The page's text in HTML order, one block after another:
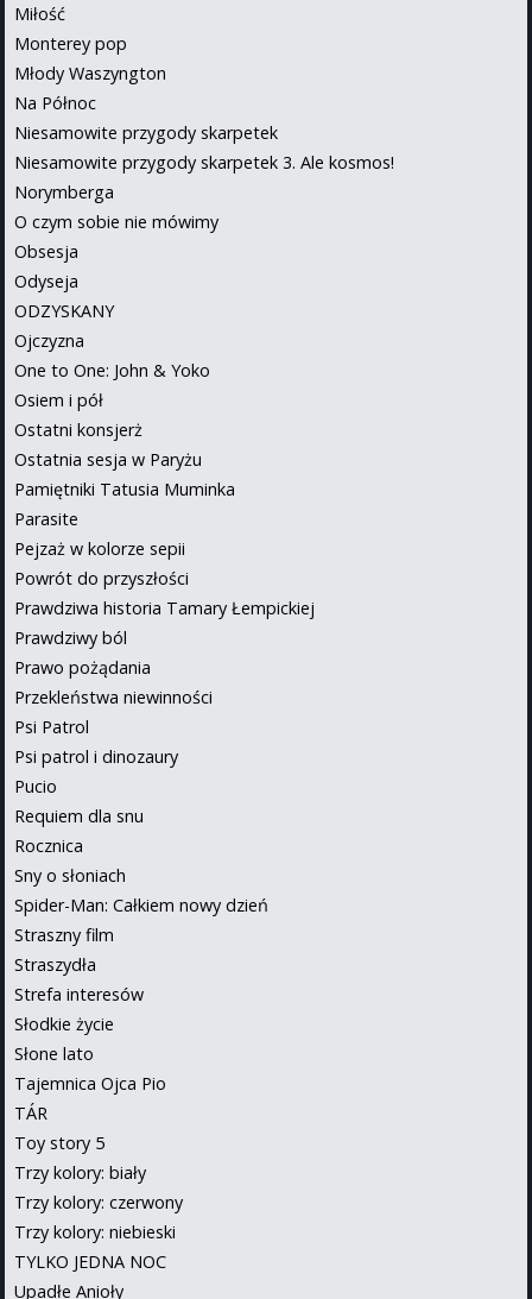
Miłość
Monterey pop
Młody Waszyngton
Na Północ
Niesamowite przygody skarpetek
Niesamowite przygody skarpetek 3. Ale kosmos!
Norymberga
O czym sobie nie mówimy
Obsesja
Odyseja
ODZYSKANY
Ojczyzna
One to One: John & Yoko
Osiem i pół
Ostatni konsjerż
Ostatnia sesja w Paryżu
Pamiętniki Tatusia Muminka
Parasite
Pejzaż w kolorze sepii
Powrót do przyszłości
Prawdziwa historia Tamary Łempickiej
Prawdziwy ból
Prawo pożądania
Przekleństwa niewinności
Psi Patrol
Psi patrol i dinozaury
Pucio
Requiem dla snu
Rocznica
Sny o słoniach
Spider-Man: Całkiem nowy dzień
Straszny film
Straszydła
Strefa interesów
Słodkie życie
Słone lato
Tajemnica Ojca Pio
TÁR
Toy story 5
Trzy kolory: biały
Trzy kolory: czerwony
Trzy kolory: niebieski
TYLKO JEDNA NOC
Upadłe Anioły